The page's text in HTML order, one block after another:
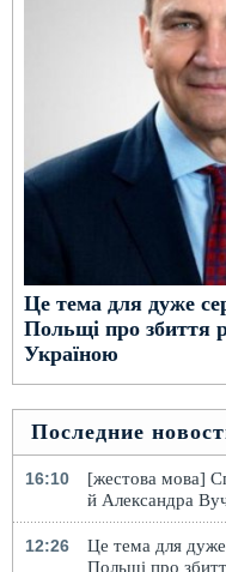
Це тема для дуже
Польщі про збиття
Україною
Последние
16:10
[жестова мова]
й Александра
12:26
Це тема для дуже
Польщі про